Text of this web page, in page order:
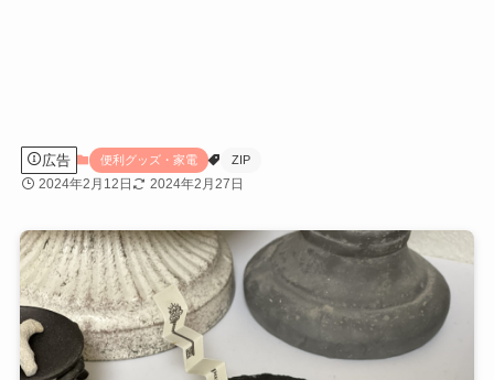
広告 便利グッズ・家電 ZIP
2024年2月12日 2024年2月27日